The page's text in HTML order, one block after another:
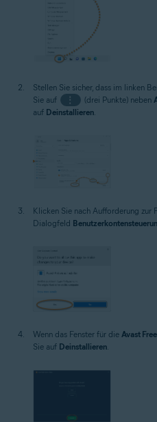
Stellen Sie sicher, dass im linken
Sie auf
⋮ (drei Punkte) neben
auf Deinstallieren
Klicken Sie nach Aufforderung zur
Dialogfeld
Wenn das Fenster für die Avast
Sie auf Deinstallieren